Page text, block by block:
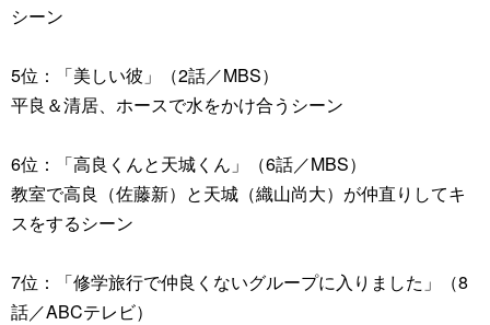
シーン
5位：「美しい彼」（2話／MBS）
平良＆清居、ホースで水をかけ合うシーン
6位：「高良くんと天城くん」（6話／MBS）
教室で高良（佐藤新）と天城（織山尚大）が仲直りしてキ
スをするシーン
7位：「修学旅行で仲良くないグループに入りました」（8
話／ABCテレビ）